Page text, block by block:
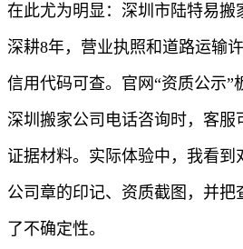
在此尤为明显：深圳市陆特易搬
深耕8年，营业执照和道路运输
信用代码可查。官网“资质公示”
深圳搬家公司电话咨询时，客服
证据材料。实际体验中，我看到
公司章的印记、资质截图，并把
了不确定性。